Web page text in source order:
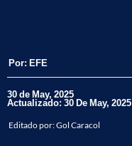
Por: EFE
30 de May, 2025
Actualizado: 30 De May, 2025
Editado por:Gol Caracol